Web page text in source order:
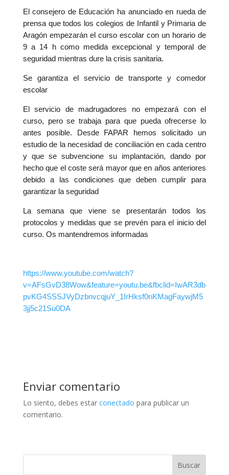
El consejero de Educación ha anunciado en rueda de
prensa que todos los colegios de Infantil y Primaria de
Aragón empezarán el curso escolar con un horario de
9 a 14 h como medida excepcional y temporal de
seguridad mientras dure la crisis sanitaria.
Se garantiza el servicio de transporte y comedor
escolar
El servicio de madrugadores no empezará con el
curso, pero se trabaja para que pueda ofrecerse lo
antes posible. Desde FAPAR hemos solicitado un
estudio de la necesidad de conciliación en cada centro
y que se subvencione su implantación, dando por
hecho que el coste será mayor que en años anteriores
debido a las condiciones que deben cumplir para
garantizar la seguridad
La semana que viene se presentarán todos los
protocolos y medidas que se prevén para el inicio del
curso. Os mantendremos informadas
https://www.youtube.com/watch?
v=AFsGvD38Wow&feature=youtu.be&fbclid=IwAR3db
pvKG4SSSJVyDzbnvcqjuY_1IrHksf0nKMagFaywjM5
3jj5c21Su0DA
Enviar comentario
Lo siento, debes estar conectado para publicar un
comentario.
Buscar